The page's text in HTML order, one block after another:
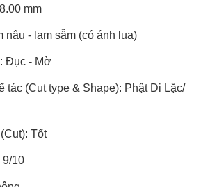
mm
nâu - lam sẫm (có ánh lụa)
Đục - Mờ
tác (Cut type & Shape): Phật Di Lặc/
Tốt
9/10